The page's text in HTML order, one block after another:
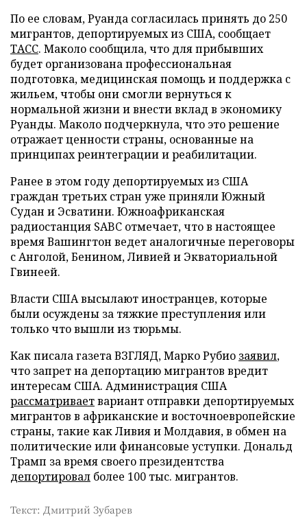
По ее словам, Руанда согласилась принять до 250
мигрантов, депортируемых из США, сообщает
ТАСС. Маколо сообщила, что для прибывших
будет организована профессиональная
подготовка, медицинская помощь и поддержка с
жильем, чтобы они смогли вернуться к
нормальной жизни и внести вклад в экономику
Руанды. Маколо подчеркнула, что это решение
отражает ценности страны, основанные на
принципах реинтеграции и реабилитации.
Ранее в этом году депортируемых из США
граждан третьих стран уже приняли Южный
Судан и Эсватини. Южноафриканская
радиостанция SABC отмечает, что в настоящее
время Вашингтон ведет аналогичные переговоры
с Анголой, Бенином, Ливией и Экваториальной
Гвинеей.
Власти США высылают иностранцев, которые
были осуждены за тяжкие преступления или
только что вышли из тюрьмы.
Как писала газета ВЗГЛЯД, Марко Рубио заявил,
что запрет на депортацию мигрантов вредит
интересам США. Администрация США
рассматриваетвариант отправки депортируемых
мигрантов в африканские и восточноевропейские
страны, такие как Ливия и Молдавия, в обмен на
политические или финансовые уступки. Дональд
Трамп за время своего президентства
депортировал более 100 тыс. мигрантов.
Текст: Дмитрий Зубарев